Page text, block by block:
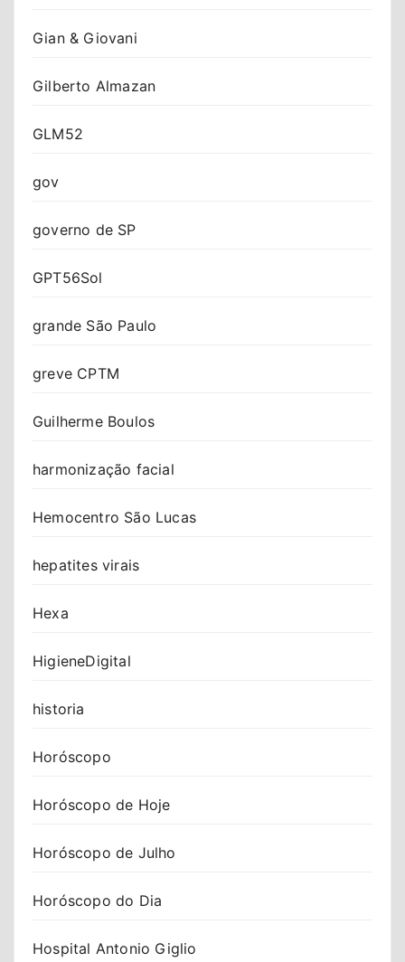
Gian & Giovani
Gilberto Almazan
GLM52
gov
governo de SP
GPT56Sol
grande São Paulo
greve CPTM
Guilherme Boulos
harmonização facial
Hemocentro São Lucas
hepatites virais
Hexa
HigieneDigital
historia
Horóscopo
Horóscopo de Hoje
Horóscopo de Julho
Horóscopo do Dia
Hospital Antonio Giglio